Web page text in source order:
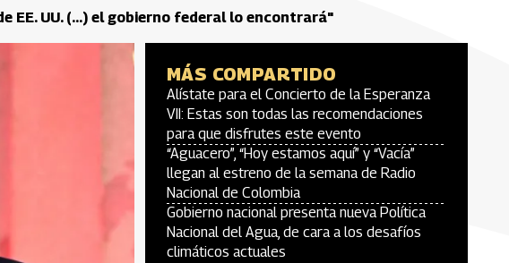
EE. UU. (...) el gobierno federal lo encontrará"
MÁS COMPARTIDO
Alístate para el Concierto de la Esperanza
VII: Estas son todas las recomendaciones
para que disfrutes este evento
“Aguacero”, “Hoy estamos aquí” y “Vacía”
llegan al estreno de la semana de Radio
Nacional de Colombia
Gobierno nacional presenta nueva Política
Nacional del Agua, de cara a los desafíos
climáticos actuales